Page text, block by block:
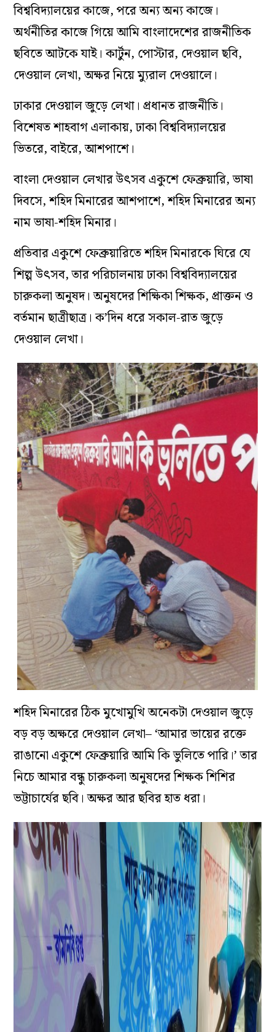
বিশ্ববিদ‌্যালয়ের কাজে, পরে অন‌্য অন‌্য কাজে।
অর্থনীতির কাজে গিয়ে আমি বাংলাদেশের রাজনীতিক
ছবিতে আটকে যাই। কার্টুন, পোস্টার, দেওয়াল ছবি,
দেওয়াল লেখা, অক্ষর নিয়ে ম‌্যুরাল দেওয়ালে।
ঢাকার দেওয়াল জুড়ে লেখা। প্রধানত রাজনীতি।
বিশেষত শাহবাগ এলাকায়, ঢাকা বিশ্ববিদ‌্যালয়ের
ভিতরে, বাইরে, আশপাশে।
বাংলা দেওয়াল লেখার উৎসব একুশে ফেব্রুয়ারি, ভাষা
দিবসে, শহিদ মিনারের আশপাশে, শহিদ মিনারের অন‌্য
নাম ভাষা-শহিদ মিনার।
প্রতিবার একুশে ফেব্রুয়ারিতে শহিদ মিনারকে ঘিরে যে
শিল্প উৎসব, তার পরিচালনায় ঢাকা বিশ্ববিদ‌্যালয়ের
চারুকলা অনুষদ। অনুষদের শিক্ষিকা শিক্ষক, প্রাক্তন ও
বর্তমান ছাত্রীছাত্র। ক’দিন ধরে সকাল-রাত জুড়ে
দেওয়াল লেখা।
শহিদ মিনারের ঠিক মুখোমুখি অনেকটা দেওয়াল জুড়ে
বড় বড় অক্ষরে দেওয়াল লেখা– ‘আমার ভায়ের রক্তে
রাঙানো একুশে ফেব্রুয়ারি আমি কি ভুলিতে পারি।’ তার
নিচে আমার বন্ধু চারুকলা অনুষদের শিক্ষক শিশির
ভট্টাচার্যের ছবি। অক্ষর আর ছবির হাত ধরা।